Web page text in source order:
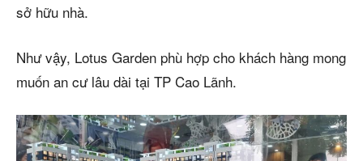
sở hữu nhà.
Như vậy, Lotus Garden phù hợp cho khách hàng mong
muốn an cư lâu dài tại TP Cao Lãnh.